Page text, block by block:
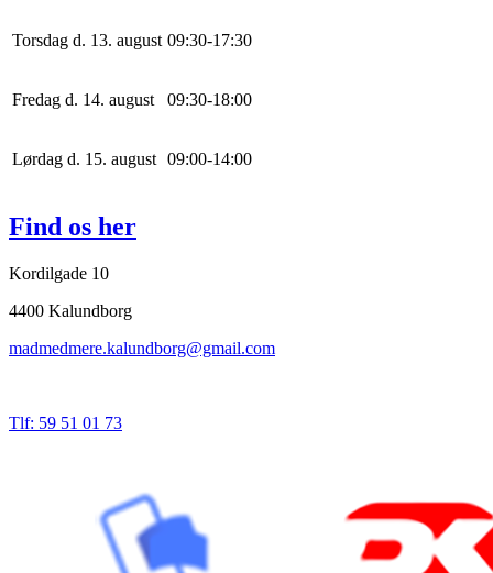
Torsdag d. 13. august 09:30-17:30
Fredag d. 14. august 09:30-18:00
Lørdag d. 15. august 09:00-14:00
Find os her
Kordilgade 10
4400 Kalundborg
madmedmere.kalundborg@gmail.com
Tlf: 59 51 01 73